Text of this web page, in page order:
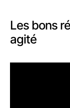
Les bons
agité